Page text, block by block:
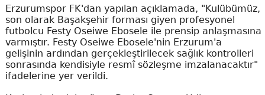
Erzurumspor FK'dan yapılan açıklamada, "Kulübümüz,
son olarak Başakşehir forması giyen profesyonel
futbolcu Festy Oseiwe Ebosele ile prensip anlaşmasına
varmıştır. Festy Oseiwe Ebosele'nin Erzurum'a
gelişinin ardından gerçekleştirilecek sağlık kontrolleri
sonrasında kendisiyle resmî sözleşme imzalanacaktır"
ifadelerine yer verildi.